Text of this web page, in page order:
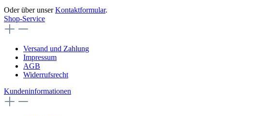
Oder über unserKontaktformular.
Shop-Service
Versand und Zahlung
Impressum
AGB
Widerrufsrecht
Kundeninformationen